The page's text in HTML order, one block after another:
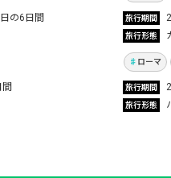
の6日間 旅行期間
旅行形態
ブ島」へ 先生と
習得！
Vol.799
念願
ベネ
ローマ
旅行期間
旅行形態